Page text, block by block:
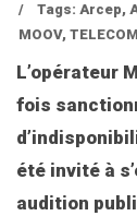
/
Tags: Arcep,
MOOV,
L’opérateur
fois
été invité à
audition